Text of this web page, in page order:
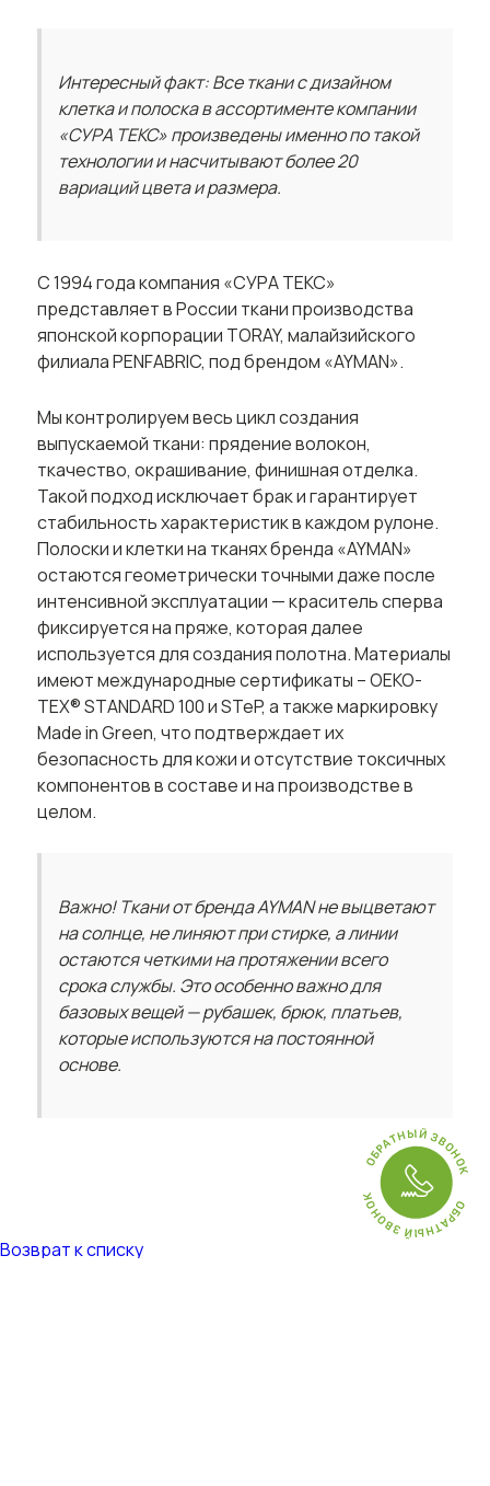
Интересный факт: Все ткани с дизайном
клетка и полоска в ассортименте компании
«СУРА ТЕКС» произведены именно по такой
технологии и насчитывают более 20
вариаций цвета и размера.
С 1994 года компания «СУРА ТЕКС»
представляет в России ткани производства
японской корпорации TORAY, малайзийского
филиала PENFABRIC, под брендом «AYMAN».
Мы контролируем весь цикл создания
выпускаемой ткани: прядение волокон,
ткачество, окрашивание, финишная отделка.
Такой подход исключает брак и гарантирует
стабильность характеристик в каждом рулоне.
Полоски и клетки на тканях бренда «AYMAN»
остаются геометрически точными даже после
интенсивной эксплуатации — краситель сперва
фиксируется на пряже, которая далее
используется для создания полотна. Материалы
имеют международные сертификаты – OEKO-
TEX® STANDARD 100 и STeP, а также маркировку
Made in Green, что подтверждает их
безопасность для кожи и отсутствие токсичных
компонентов в составе и на производстве в
целом.
Важно! Ткани от бренда AYMAN не выцветают
на солнце, не линяют при стирке, а линии
остаются четкими на протяжении всего
срока службы. Это особенно важно для
базовых вещей — рубашек, брюк, платьев,
которые используются на постоянной
основе.
Возврат к списку